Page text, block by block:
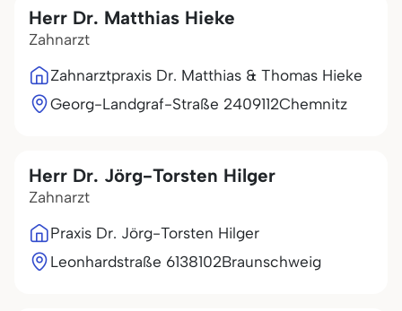
Herr Dr. Matthias Hieke
Zahnarzt
Zahnarztpraxis Dr. Matthias & Thomas Hieke
Georg-Landgraf-Straße 2409112Chemnitz
Herr Dr. Jörg-Torsten Hilger
Zahnarzt
Praxis Dr. Jörg-Torsten Hilger
Leonhardstraße 6138102Braunschweig